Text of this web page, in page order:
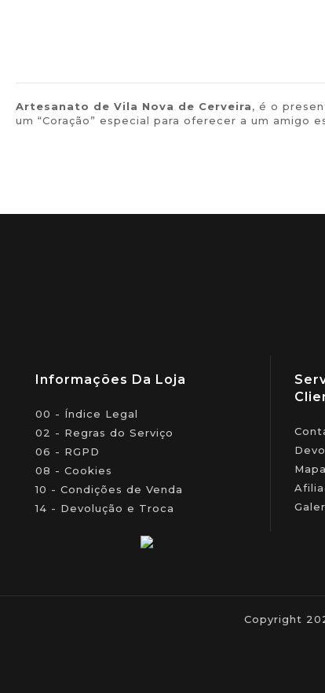
Artesanato de Vila Nova de Cerveira, é o
um “Coração” especial para oferecer a um amigo
Informações Da Loja
00 - Índice Legal
02 - Regras do Serviço
06 - RGPD
08 - Cookies
10 - Condições de Venda
14 - Devolução e Troca
Copyright